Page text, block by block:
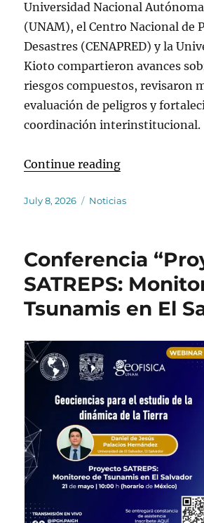
Universidad Nacional
(UNAM), el Centro Nacional de
Desastres (CENAPRED) y la
Kioto compartieron avances
riesgos compuestos, revisaron
evaluación de peligros y
coordinación interinstitucional.
Continue reading“Se realizan
Posted
July 8, 2026 Categories
Noticias
Conferencia
SATREPS:
Tsunamis en El